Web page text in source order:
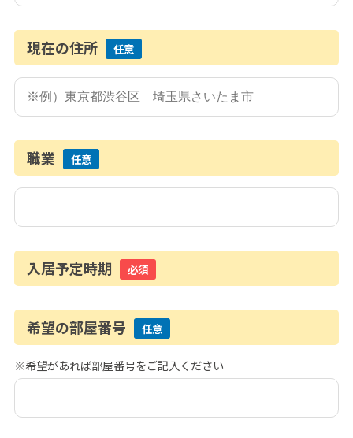
現在の住所 任意
職業 任意
入居予定時期 必須
希望の部屋番号 任意
※希望があれば部屋番号をご記入ください